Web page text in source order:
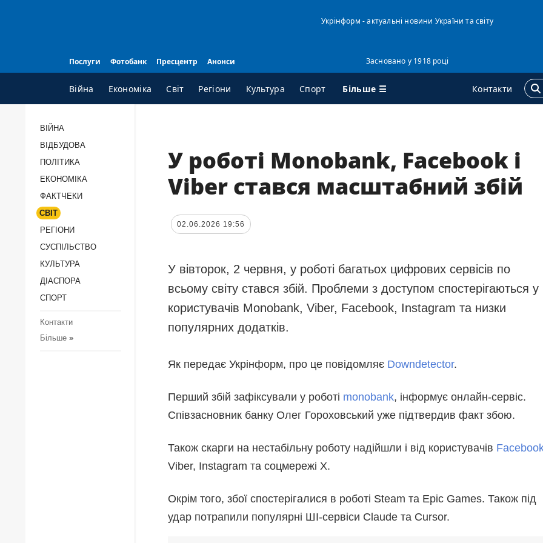
Послуги Фотобанк Пресцентр Анонси
Укрінформ - актуальні новини України та світу
Засновано у 1918 році
Війна Економіка Світ Регіони Культура Спорт Більше ☰ Контакти
Фактчеки
АГЕНТСТВО
Про нас
Контакти
Тендери
Запобігання та протидія
Політика
конфіденційності та
РЕДАКЦІЙНИЙ КОДЕКС
Розсилки
ДОДАТКОВО
Подкасти
Публікації
Блоги
Інфографіка
Лонгріди
Офіційні документи
ВІЙНА
ВІДБУДОВА
ПОЛІТИКА
ЕКОНОМІКА
ФАКТЧЕКИ
СВІТ
РЕГІОНИ
СУCПІЛЬCТВО
КУЛЬТУРА
ДІАCПОРА
СПОРТ
Контакти
Більше»
У роботі Monobank, Facebook і
Viber стався масштабний збій
02.06.2026 19:56
У вівторок, 2 червня, у роботі багатьох цифрових сервісів по
всьому світу стався збій. Проблеми з доступом спостерігаються у
користувачів Monobank, Viber, Facebook, Instagram та низки
популярних додатків.
Як передає Укрінформ, про це повідомляє Downdetector.
Перший збій зафіксували у роботі monobank, інформує онлайн-сервіс.
Співзасновник банку Олег Гороховський уже підтвердив факт збою.
Також скарги на нестабільну роботу надійшли і від користувачів
Viber, Instagram та соцмережі X.
Окрім того, збої спостерігалися в роботі Steam та Epic Games. Також під
удар потрапили популярні ШІ-сервіси Claude та Cursor.